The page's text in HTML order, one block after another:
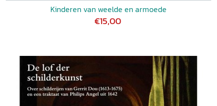
Kinderen van weelde en armoede
€15,00